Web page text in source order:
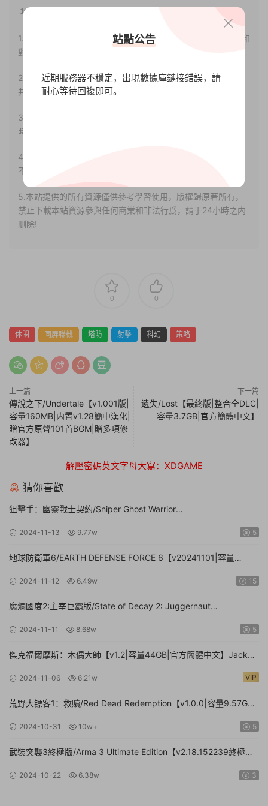
聲明：
1.本站部分内容轉載自其它媒體，但并不代表本站贊同其觀點和
對其真實性負責。
2.若您需要商業運營或用于其他商業活動，請您購買正版授權
并合法使用。
3.如果本站有侵犯、不妥之處的資源，請聯系我們。将會第一
時間解決！
4.本站部分内容均由互聯網收集整理，僅供大家參考、學習，
不存在任何商業目的與商業用途。
5.本站提供的所有資源僅供參考學習使用，版權歸原著所有，
禁止下載本站資源參與任何商業和非法行爲，請于24小時之内
删除!
0 0
休閑 同屏聯機 塔防 射擊 科幻 策略
上一篇
傳說之下/Undertale【v1.001版|
容量160MB|内置v1.28簡中漢化|
贈官方原聲101首BGM|贈多項修
改器】
下一篇
遺失/Lost【最終版|整合全DLC|
容量3.7GB|官方簡體中文】
解壓密碼英文字母大寫：XDGAME
猜你喜歡
狙擊手：幽靈戰士契約/Sniper Ghost Warrior
文|贈多項修改器】
2024-11-13 9.77w 5
地球防衛軍6/EARTH DEFENSE FORCE 6【v20241101|容量
2024-11-12 6.49w 15
腐爛國度2:主宰巨霸版/State of Decay 2: Juggernaut
2024-11-11 8.68w 5
傑克福爾摩斯：木偶大師【v1.2|容量44GB|官方簡體中文】Jack
2024-11-06 6.21w VIP
荒野大镖客1：救贖/Red Dead Redemption【v1.0.0|容量9.57GB|
2024-10-31 10w+ 5
武裝突襲3終極版/Arma 3 Ultimate Edition【v2.18.152239終極版|
2024-10-22 6.38w 3
站點公告
近期服務器不穩定，出現數據庫鏈接錯誤，請
耐心等待回複即可。